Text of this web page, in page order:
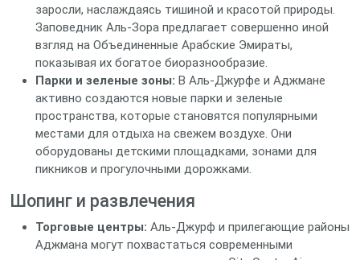
заросли, наслаждаясь тишиной и красотой природы.
Заповедник Аль-Зора предлагает совершенно иной
взгляд на Объединенные Арабские Эмираты,
показывая их богатое биоразнообразие.
Парки и зеленые зоны: В Аль-Джурфе и Аджмане
активно создаются новые парки и зеленые
пространства, которые становятся популярными
местами для отдыха на свежем воздухе. Они
оборудованы детскими площадками, зонами для
пикников и прогулочными дорожками.
Шопинг и развлечения
Торговые центры: Аль-Джурф и прилегающие районы
Аджмана могут похвастаться современными